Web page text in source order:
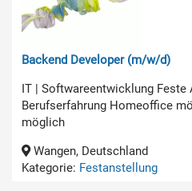
Backend Developer (m/w/d)
IT | Softwareentwicklung Feste
Berufserfahrung Homeoffice
möglich
Wangen, Deutschland
Kategorie: Festanstellung